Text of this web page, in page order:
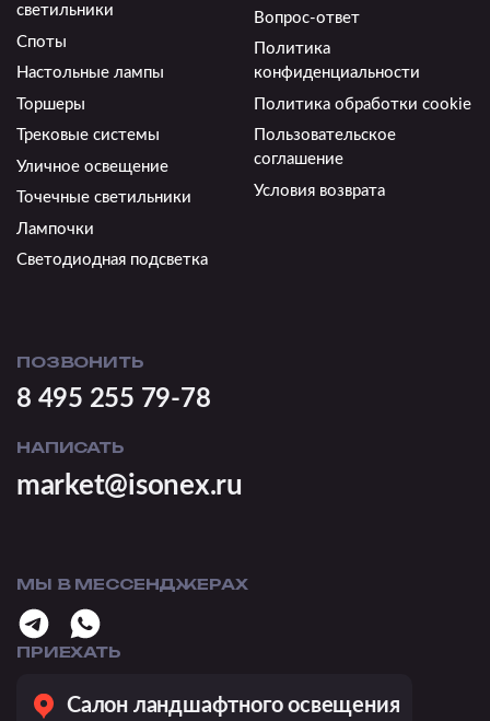
светильники
Споты
Настольные лампы
Торшеры
Трековые системы
Уличное освещение
Точечные светильники
Лампочки
Светодиодная подсветка
Вопрос-ответ
Политика
конфиденциальности
Политика обработки cookie
Пользовательское
соглашение
Условия возврата
ПОЗВОНИТЬ
8 495 255 79-78
НАПИСАТЬ
market@isonex.ru
МЫ В МЕССЕНДЖЕРАХ
ПРИЕХАТЬ
Салон ландшафтного освещения